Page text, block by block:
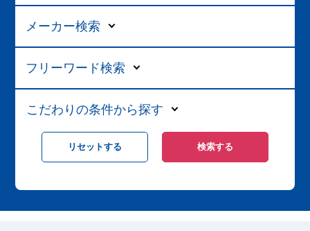
メーカー検索
フリーワード検索
こだわりの条件から探す